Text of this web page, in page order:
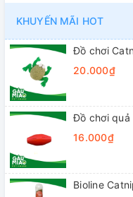
KHUYẾN MÃI HOT
Đồ chơi
20.000₫
Đồ chơi quả
16.000₫
Bioline